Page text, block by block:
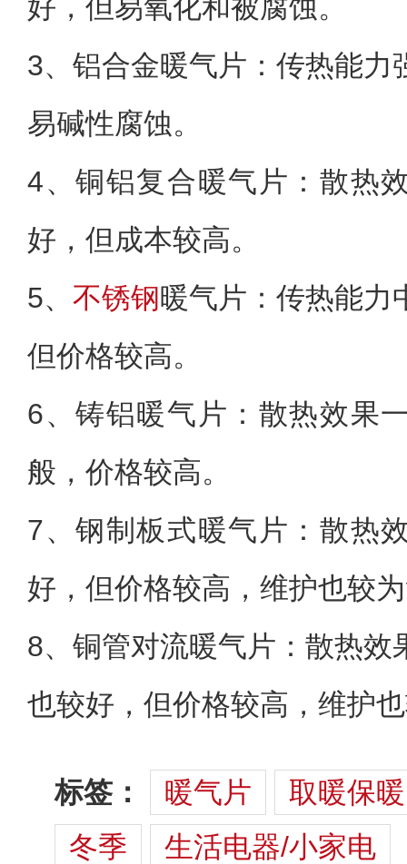
好，但易氧化和被腐蚀。
3、铝合金暖气片：传热能力
易碱性腐蚀。
4、铜铝复合暖气片：散热
好，但成本较高。
5、 不锈钢暖气片：传热能力
但价格较高。
6、铸铝暖气片：散热效果
般，价格较高。
7、钢制板式暖气片：散热
好，但价格较高，维护也较
8、铜管对流暖气片：散热效
也较好，但价格较高，维护
标签： 暖气片
取暖保暖
冬季
生活电器/小家电